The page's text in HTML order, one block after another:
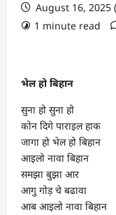
August 16, 2025
1 minute read
भेल हो बिहान
सुना हो सुना हो
कोन दिगे पाराइल हाक
जागा हो भेल हो बिहान
आइलो नावा बिहान
समझा बुझा आर
आगु गोड़ चे बढावा
आब आइलो नावा बिहान